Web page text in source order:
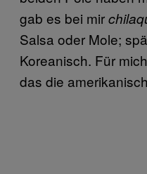
gab es bei mir
Salsa oder Mole;
Koreanisch. Für
das die